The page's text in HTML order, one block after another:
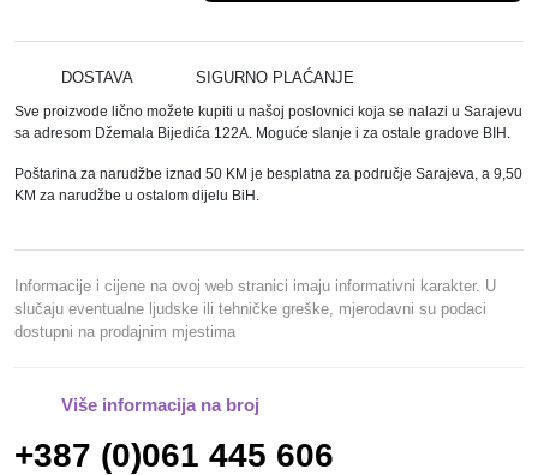
U
L
o
N
M
A
S
T
E
j
DOSTAVA SIGURNO PLAĆANJE
Sve proizvode lično možete kupiti u našoj poslovnici koja se nalazi u Sarajevu
sa adresom Džemala Bijedića 122A. Moguće slanje i za ostale gradove BIH.
Poštarina za narudžbe iznad 50 KM je besplatna za područje Sarajeva, a 9,50
KM za narudžbe u ostalom dijelu BiH.
Informacije i cijene na ovoj web stranici imaju informativni karakter. U
slučaju eventualne ljudske ili tehničke greške, mjerodavni su podaci
dostupni na prodajnim mjestima
Više informacija na broj
+387 (0)061 445 606